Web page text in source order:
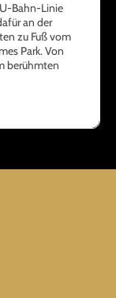
Bahn-Linie
an der
zu Fuß vom
Park. Von
berühmten